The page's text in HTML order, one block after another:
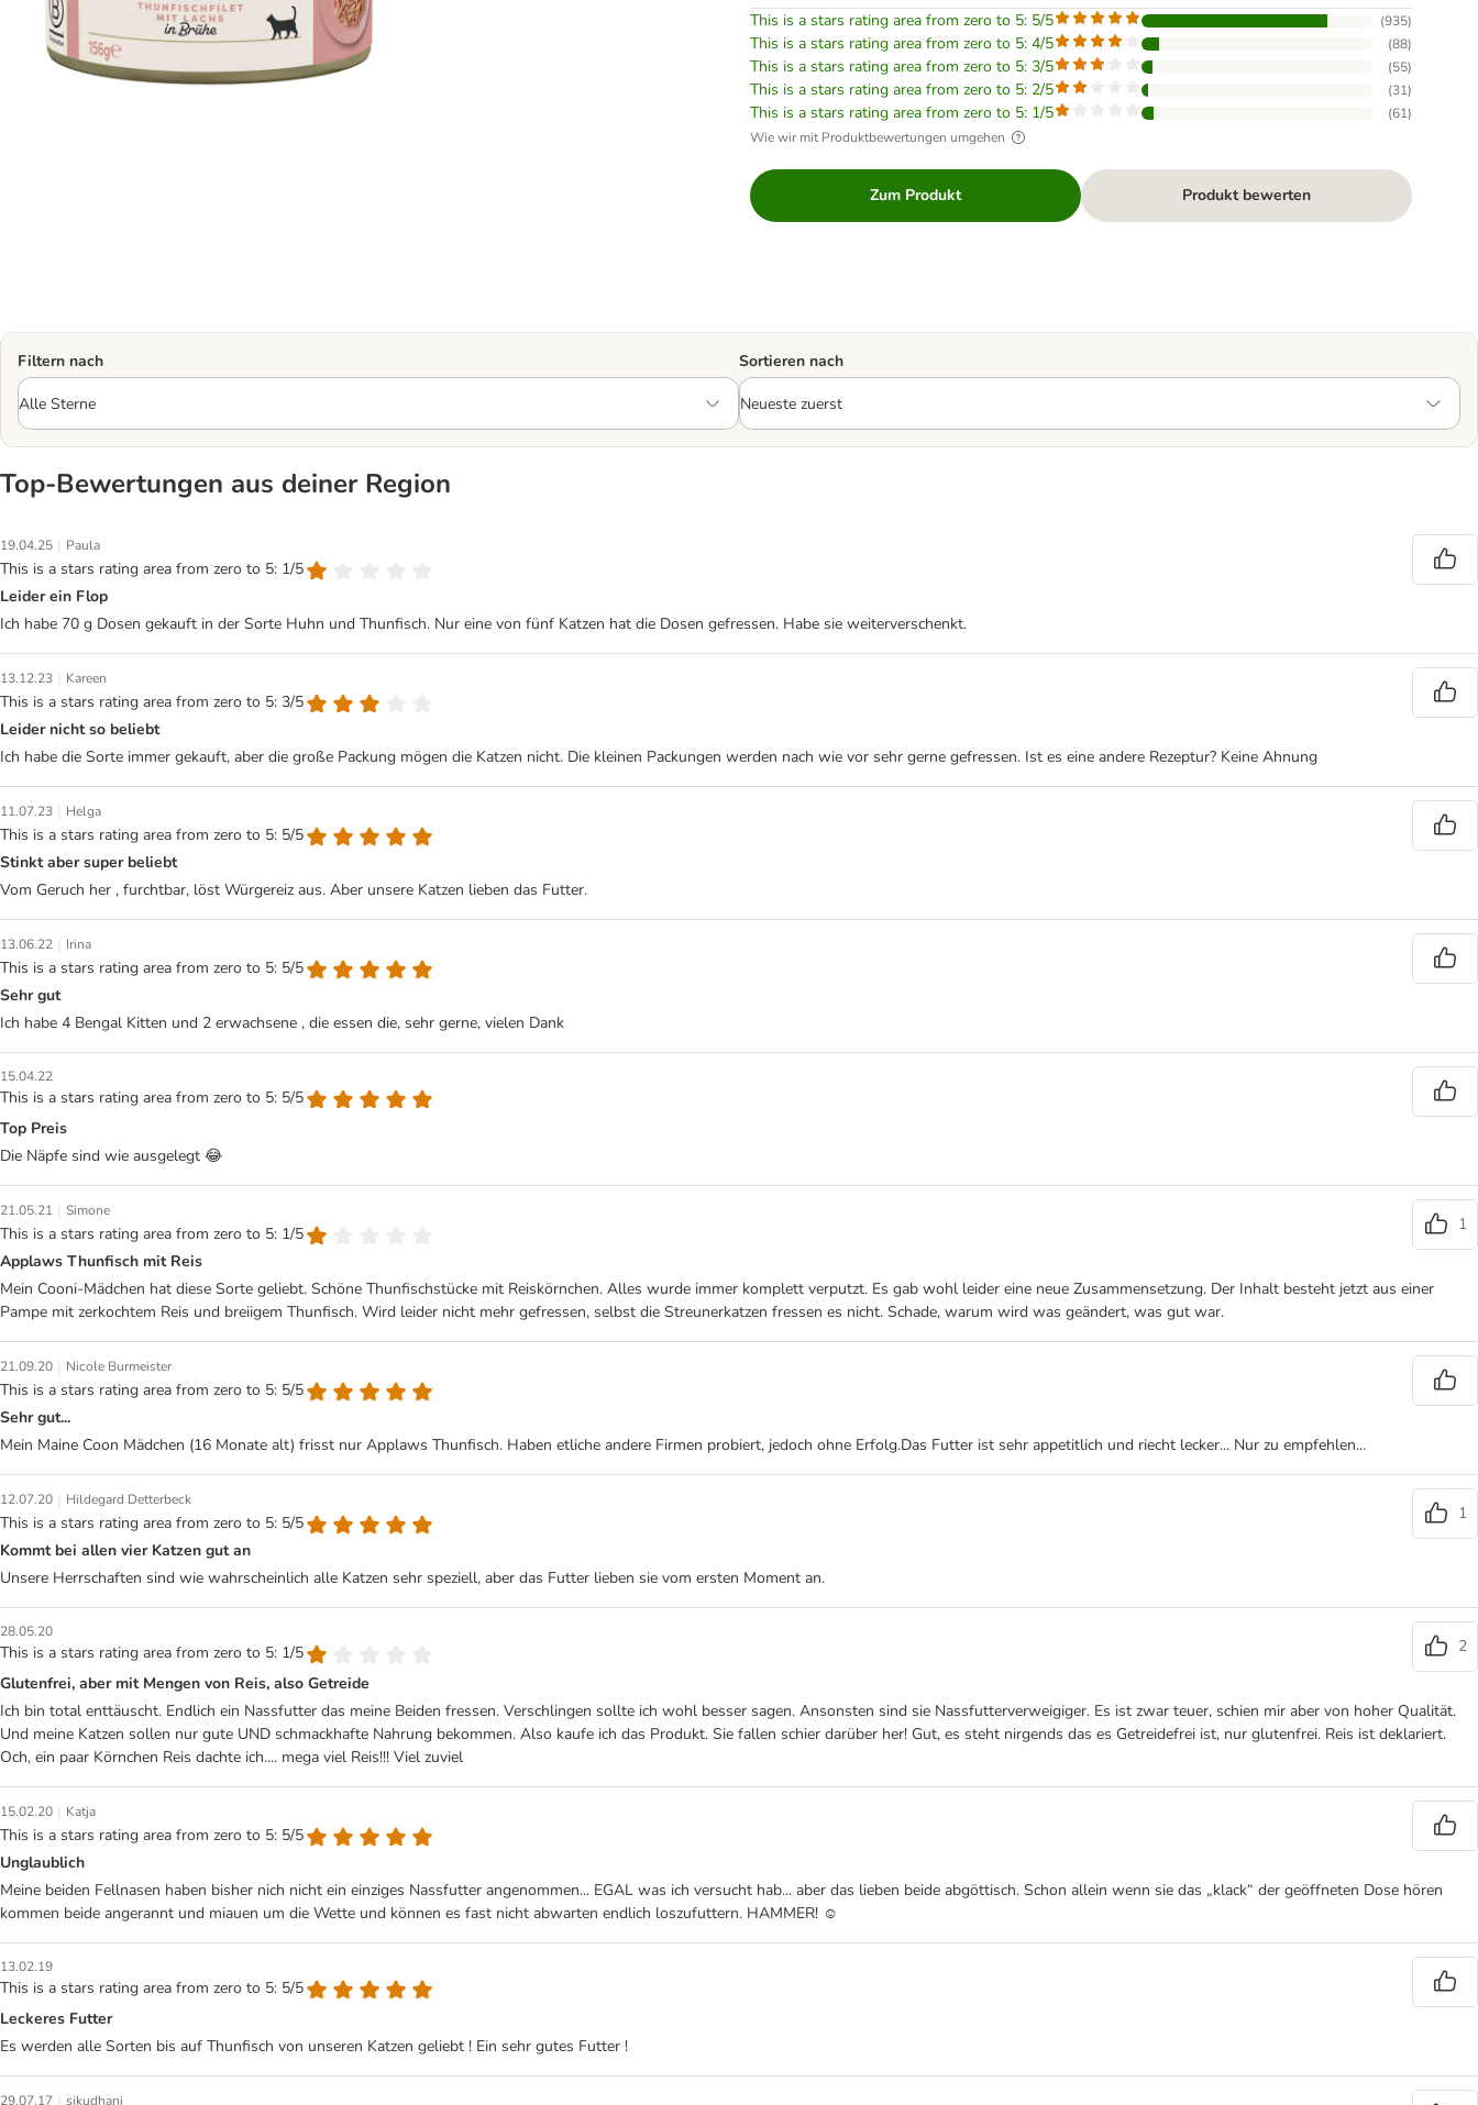
This is a stars rating area from zero to 5: 5/5
(935)
This is a stars rating area from zero to 5: 4/5 (88)
This is a stars rating area from zero to 5: 3/5 (55)
This is a stars rating area from zero to 5: 2/5 (31)
This is a stars rating area from zero to 5: 1/5 (61)
Wie wir mit Produktbewertungen umgehen
Zum Produkt Produkt bewerten
Filtern nach Sortieren nach
Top‑Bewertungen aus deiner Region
19.04.25 | Paula
This is a stars rating area from zero to 5: 1/5
Leider ein Flop
Ich habe 70 g Dosen gekauft in der Sorte Huhn und Thunfisch. Nur eine von fünf Katzen hat die Dosen gefressen. Habe sie weiterverschenkt.
13.12.23 | Kareen
This is a stars rating area from zero to 5: 3/5
Leider nicht so beliebt
Ich habe die Sorte immer gekauft, aber die große Packung mögen die Katzen nicht. Die kleinen Packungen werden nach wie vor sehr gerne gefressen. Ist es eine andere Rezeptur? Keine Ahnung
11.07.23 | Helga
This is a stars rating area from zero to 5: 5/5
Stinkt aber super beliebt
Vom Geruch her , furchtbar, löst Würgereiz aus. Aber unsere Katzen lieben das Futter.
13.06.22 | Irina
This is a stars rating area from zero to 5: 5/5
Sehr gut
Ich habe 4 Bengal Kitten und 2 erwachsene , die essen die, sehr gerne, vielen Dank
15.04.22
This is a stars rating area from zero to 5: 5/5
Top Preis
Die Näpfe sind wie ausgelegt 😂
21.05.21 | Simone
This is a stars rating area from zero to 5: 1/5
1
Applaws Thunfisch mit Reis
Mein Cooni-Mädchen hat diese Sorte geliebt. Schöne Thunfischstücke mit Reiskörnchen. Alles wurde immer komplett verputzt. Es gab wohl leider eine neue Zusammensetzung. Der Inhalt besteht jetzt aus einer
Pampe mit zerkochtem Reis und breiigem Thunfisch. Wird leider nicht mehr gefressen, selbst die Streunerkatzen fressen es nicht. Schade, warum wird was geändert, was gut war.
21.09.20 | Nicole Burmeister
This is a stars rating area from zero to 5: 5/5
Sehr gut...
Mein Maine Coon Mädchen (16 Monate alt) frisst nur Applaws Thunfisch. Haben etliche andere Firmen probiert, jedoch ohne Erfolg.Das Futter ist sehr appetitlich und riecht lecker... Nur zu empfehlen...
12.07.20 | Hildegard Detterbeck
This is a stars rating area from zero to 5: 5/5
1
Kommt bei allen vier Katzen gut an
Unsere Herrschaften sind wie wahrscheinlich alle Katzen sehr speziell, aber das Futter lieben sie vom ersten Moment an.
28.05.20
This is a stars rating area from zero to 5: 1/5
2
Glutenfrei, aber mit Mengen von Reis, also Getreide
Ich bin total enttäuscht. Endlich ein Nassfutter das meine Beiden fressen. Verschlingen sollte ich wohl besser sagen. Ansonsten sind sie Nassfutterverweigiger. Es ist zwar teuer, schien mir aber von hoher Qualität.
Und meine Katzen sollen nur gute UND schmackhafte Nahrung bekommen. Also kaufe ich das Produkt. Sie fallen schier darüber her! Gut, es steht nirgends das es Getreidefrei ist, nur glutenfrei. Reis ist deklariert.
Och, ein paar Körnchen Reis dachte ich.... mega viel Reis!!! Viel zuviel
15.02.20 | Katja
This is a stars rating area from zero to 5: 5/5
Unglaublich
Meine beiden Fellnasen haben bisher nich nicht ein einziges Nassfutter angenommen... EGAL was ich versucht hab... aber das lieben beide abgöttisch. Schon allein wenn sie das „klack“ der geöffneten Dose hören
kommen beide angerannt und miauen um die Wette und können es fast nicht abwarten endlich loszufuttern. HAMMER! ☺️
13.02.19
This is a stars rating area from zero to 5: 5/5
Leckeres Futter
Es werden alle Sorten bis auf Thunfisch von unseren Katzen geliebt ! Ein sehr gutes Futter !
29.07.17 sikudhani